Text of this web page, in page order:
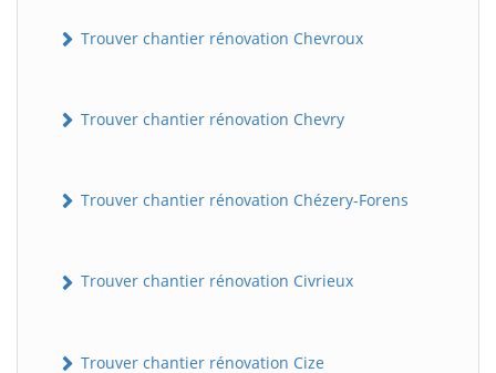
Trouver chantier rénovation Chevroux
Trouver chantier rénovation Chevry
Trouver chantier rénovation Chézery-Forens
Trouver chantier rénovation Civrieux
Trouver chantier rénovation Cize